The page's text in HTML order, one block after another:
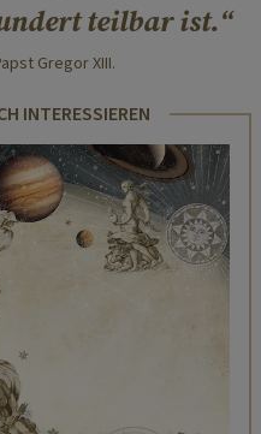
teilbar ist.
Gregor XIII.
INTERESSIEREN